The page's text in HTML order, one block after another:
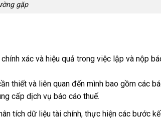
gặp
xác và hiệu quả trong việc lập và nộp
thiết và liên quan đến mình bao gồm các
cấp dịch vụ báo cáo thuế.
tích dữ liệu tài chính, thực hiện các bước